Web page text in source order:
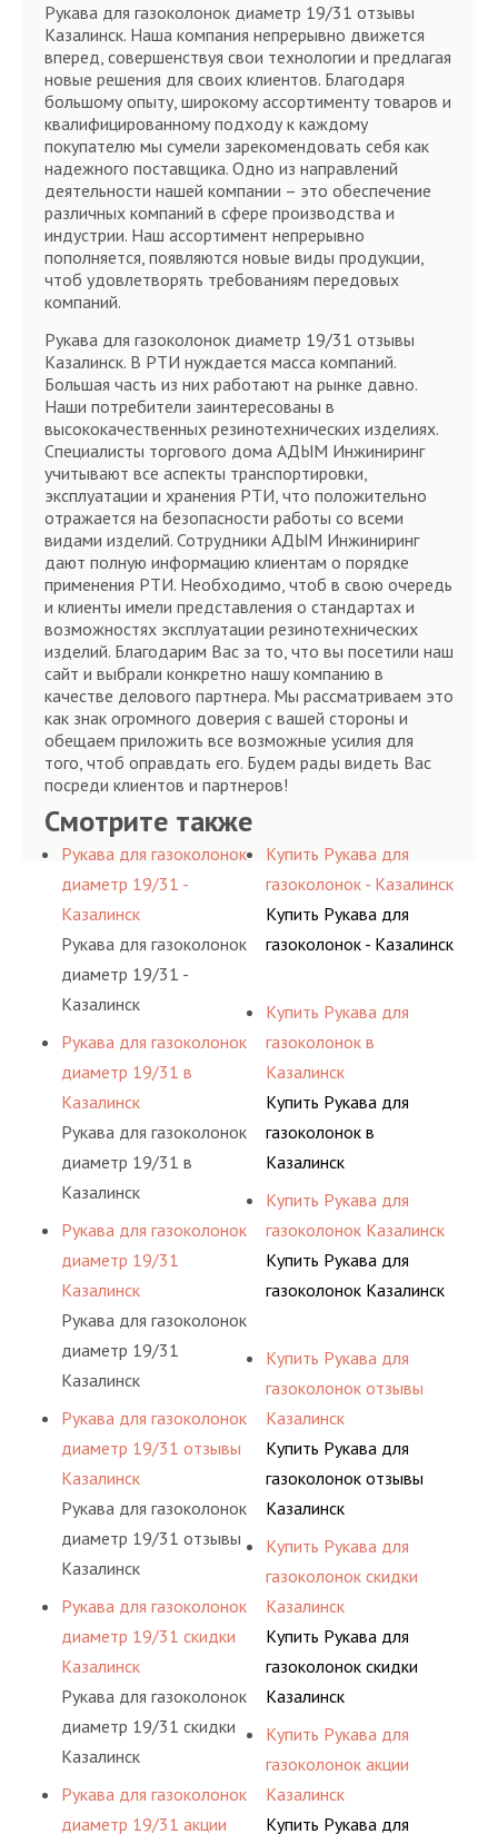
Рукава для газоколонок диаметр 19/31 отзывы
Казалинск. Наша компания непрерывно движется
вперед, совершенствуя свои технологии и предлагая
новые решения для своих клиентов. Благодаря
большому опыту, широкому ассортименту товаров и
квалифицированному подходу к каждому
покупателю мы сумели зарекомендовать себя как
надежного поставщика. Одно из направлений
деятельности нашей компании – это обеспечение
различных компаний в сфере производства и
индустрии. Наш ассортимент непрерывно
пополняется, появляются новые виды продукции,
чтоб удовлетворять требованиям передовых
компаний.
Рукава для газоколонок диаметр 19/31 отзывы
Казалинск. В РТИ нуждается масса компаний.
Большая часть из них работают на рынке давно.
Наши потребители заинтересованы в
высококачественных резинотехнических изделиях.
Специалисты торгового дома АДЫМ Инжиниринг
учитывают все аспекты транспортировки,
эксплуатации и хранения РТИ, что положительно
отражается на безопасности работы со всеми
видами изделий. Сотрудники АДЫМ Инжиниринг
дают полную информацию клиентам о порядке
применения РТИ. Необходимо, чтоб в свою очередь
и клиенты имели представления о стандартах и
возможностях эксплуатации резинотехнических
изделий. Благодарим Вас за то, что вы посетили наш
сайт и выбрали конкретно нашу компанию в
качестве делового партнера. Мы рассматриваем это
как знак огромного доверия с вашей стороны и
обещаем приложить все возможные усилия для
того, чтоб оправдать его. Будем рады видеть Вас
посреди клиентов и партнеров!
Смотрите также
Рукава для газоколонок
диаметр 19/31 -
Казалинск
Рукава для газоколонок
диаметр 19/31 -
Казалинск
Рукава для газоколонок
диаметр 19/31 в
Казалинск
Рукава для газоколонок
диаметр 19/31 в
Казалинск
Рукава для газоколонок
диаметр 19/31
Казалинск
Рукава для газоколонок
диаметр 19/31
Казалинск
Рукава для газоколонок
диаметр 19/31 отзывы
Казалинск
Рукава для газоколонок
диаметр 19/31 отзывы
Казалинск
Рукава для газоколонок
диаметр 19/31 скидки
Казалинск
Рукава для газоколонок
диаметр 19/31 скидки
Казалинск
Рукава для газоколонок
диаметр 19/31 акции
Купить Рукава для
газоколонок - Казалинск
Купить Рукава для
газоколонок - Казалинск
Купить Рукава для
газоколонок в
Казалинск
Купить Рукава для
газоколонок в
Казалинск
Купить Рукава для
газоколонок Казалинск
Купить Рукава для
газоколонок Казалинск
Купить Рукава для
газоколонок отзывы
Казалинск
Купить Рукава для
газоколонок отзывы
Казалинск
Купить Рукава для
газоколонок скидки
Казалинск
Купить Рукава для
газоколонок скидки
Казалинск
Купить Рукава для
газоколонок акции
Казалинск
Купить Рукава для